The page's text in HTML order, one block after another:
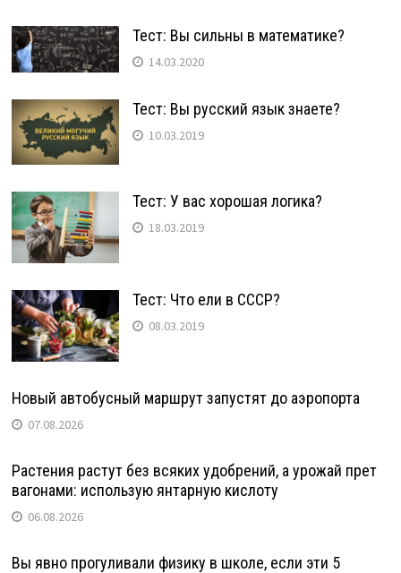
Тест: Вы сильны в математике?
14.03.2020
Тест: Вы русский язык знаете?
10.03.2019
Тест: У вас хорошая логика?
18.03.2019
Тест: Что ели в СССР?
08.03.2019
Новый автобусный маршрут запустят до аэропорта
07.08.2026
Растения растут без всяких удобрений, а урожай прет
вагонами: использую янтарную кислоту
06.08.2026
Вы явно прогуливали физику в школе, если эти 5